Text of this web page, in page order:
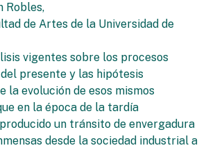
Robles,
de Artes de la Universidad de
vigentes sobre los procesos
presente y las hipótesis
la evolución de esos mismos
en la época de la tardía
un tránsito de envergadura
desde la sociedad industrial a